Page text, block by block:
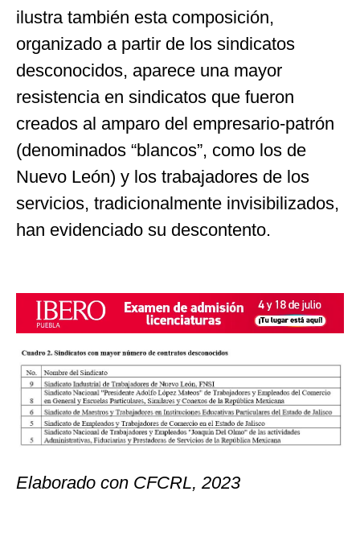
ilustra también esta composición,
organizado a partir de los sindicatos
desconocidos, aparece una mayor
resistencia en sindicatos que fueron
creados al amparo del empresario-patrón
(denominados “blancos”, como los de
Nuevo León) y los trabajadores de los
servicios, tradicionalmente invisibilizados,
han evidenciado su descontento.
Elaborado con CFCRL, 2023